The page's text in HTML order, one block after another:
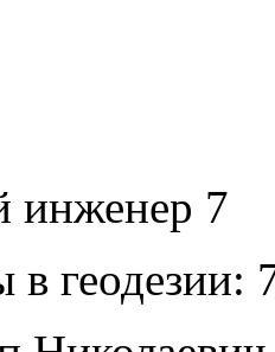
инженер 7
геодезии: